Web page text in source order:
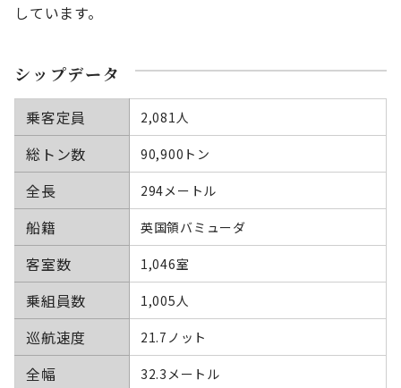
しています。
シップデータ
乗客定員 2,081人
総トン数 90,900トン
全長 294メートル
船籍 英国領バミューダ
客室数 1,046室
乗組員数 1,005人
巡航速度 21.7ノット
全幅 32.3メートル